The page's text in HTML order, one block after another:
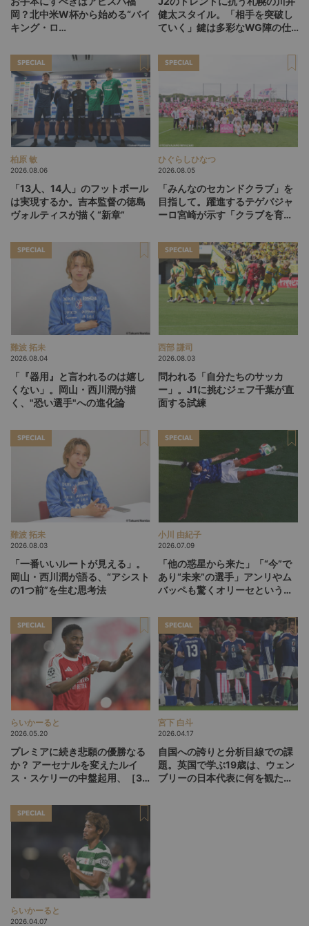
岡？北中米W杯から始める“バイ
キング・ロ
探す旅
健太スタイル。「相手を突破し
ていく」鍵は多彩なWG陣の仕
SPECIAL
柏原 敏
2026.08.06
「13人、14人」のフットボール
は実現するか。吉本監督の徳島
ヴォルティスが描く“新章”
SPECIAL
ひぐらしひなつ
2026.08.05
「みんなのセカンドクラブ」を
目指して。躍進するテゲバジャ
ーロ宮崎が示す「クラブを育て
SPECIAL
難波 拓未
2026.08.04
「『器用』と言われるのは嬉し
くない」。岡山・西川潤が描
く、"恐い選手"への進化論
SPECIAL
西部 謙司
2026.08.03
問われる「自分たちのサッカ
ー」。J1に挑むジェフ千葉が直
面する試練
SPECIAL
難波 拓未
2026.08.03
「一番いいルートが見える」。
岡山・西川潤が語る、“アシスト
の1つ前”を生む思考法
SPECIAL
小川 由紀子
2026.07.09
「他の惑星から来た」「“今”で
あり“未来”の選手」アンリやム
バッペも驚くオリーセというフ
SPECIAL
らいかーると
2026.05.20
プレミアに続き悲願の優勝なる
か？ アーセナルを変えたルイ
ス・スケリーの中盤起用、［3-
肢
SPECIAL
宮下 白斗
2026.04.17
自国への誇りと分析目線での課
題。英国で学ぶ19歳は、ウェン
ブリーの日本代表に何を観た
SPECIAL
らいかーると
2026.04.07